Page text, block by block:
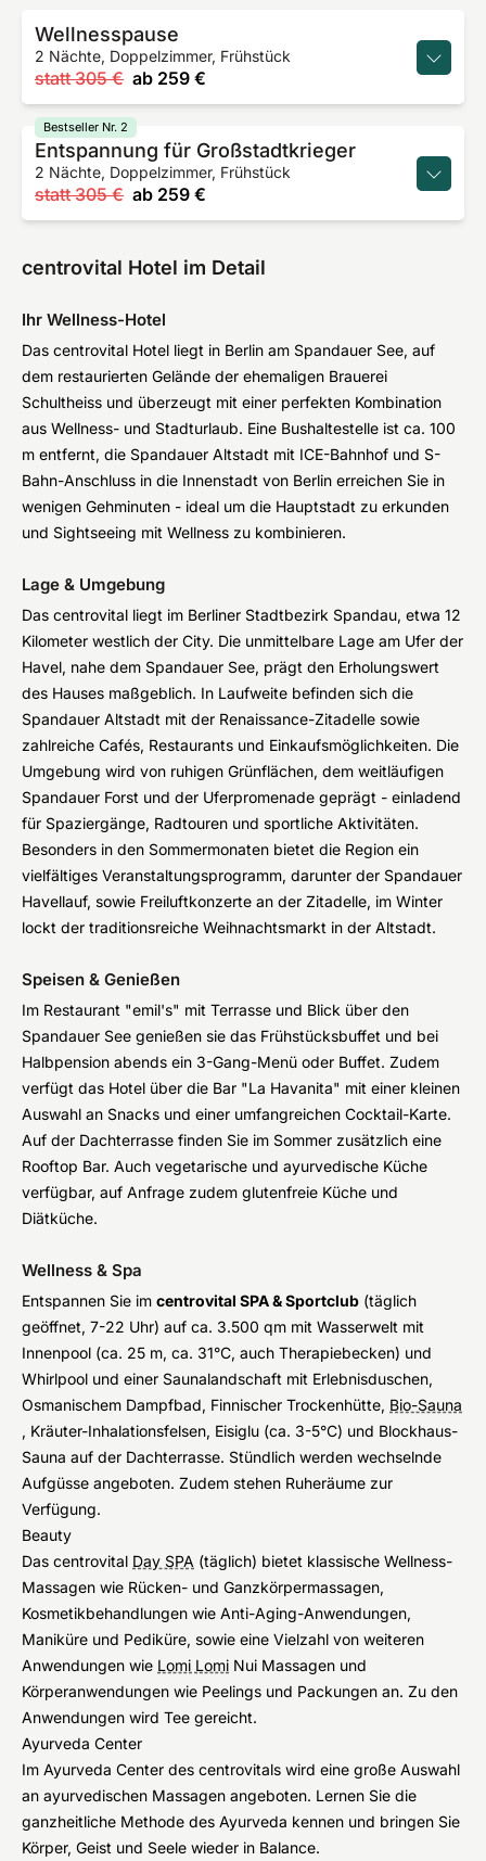
Wellnesspause
2 Nächte, Doppelzimmer, Frühstück
statt 305 € ab 259 €
Entspannung für Großstadtkrieger
2 Nächte, Doppelzimmer, Frühstück
statt 305 € ab 259 €
Bestseller Nr. 2
centrovital Hotel im Detail
Ihr Wellness-Hotel
Das centrovital Hotel liegt in Berlin am Spandauer See, auf
dem restaurierten Gelände der ehemaligen Brauerei
Schultheiss und überzeugt mit einer perfekten Kombination
aus Wellness- und Stadturlaub. Eine Bushaltestelle ist ca. 100
m entfernt, die Spandauer Altstadt mit ICE-Bahnhof und S-
Bahn-Anschluss in die Innenstadt von Berlin erreichen Sie in
wenigen Gehminuten - ideal um die Hauptstadt zu erkunden
und Sightseeing mit Wellness zu kombinieren.
Lage & Umgebung
Das centrovital liegt im Berliner Stadtbezirk Spandau, etwa 12
Kilometer westlich der City. Die unmittelbare Lage am Ufer der
Havel, nahe dem Spandauer See, prägt den Erholungswert
des Hauses maßgeblich. In Laufweite befinden sich die
Spandauer Altstadt mit der Renaissance-Zitadelle sowie
zahlreiche Cafés, Restaurants und Einkaufsmöglichkeiten. Die
Umgebung wird von ruhigen Grünflächen, dem weitläufigen
Spandauer Forst und der Uferpromenade geprägt - einladend
für Spaziergänge, Radtouren und sportliche Aktivitäten.
Besonders in den Sommermonaten bietet die Region ein
vielfältiges Veranstaltungsprogramm, darunter der Spandauer
Havellauf, sowie Freiluftkonzerte an der Zitadelle, im Winter
lockt der traditionsreiche Weihnachtsmarkt in der Altstadt.
Speisen & Genießen
Im Restaurant "emil's" mit Terrasse und Blick über den
Spandauer See genießen sie das Frühstücksbuffet und bei
Halbpension abends ein 3-Gang-Menü oder Buffet. Zudem
verfügt das Hotel über die Bar "La Havanita" mit einer kleinen
Auswahl an Snacks und einer umfangreichen Cocktail-Karte.
Auf der Dachterrasse finden Sie im Sommer zusätzlich eine
Rooftop Bar. Auch vegetarische und ayurvedische Küche
verfügbar, auf Anfrage zudem glutenfreie Küche und
Diätküche.
Wellness & Spa
Entspannen Sie im centrovital SPA & Sportclub (täglich
geöffnet, 7-22 Uhr) auf ca. 3.500 qm mit Wasserwelt mit
Innenpool (ca. 25 m, ca. 31°C, auch Therapiebecken) und
Whirlpool und einer Saunalandschaft mit Erlebnisduschen,
Osmanischem Dampfbad, Finnischer Trockenhütte, Bio-Sauna
, Kräuter-Inhalationsfelsen, Eisiglu (ca. 3-5°C) und Blockhaus-
Sauna auf der Dachterrasse. Stündlich werden wechselnde
Aufgüsse angeboten. Zudem stehen Ruheräume zur
Verfügung.
Beauty
Das centrovital Day SPA (täglich) bietet klassische Wellness-
Massagen wie Rücken- und Ganzkörpermassagen,
Kosmetikbehandlungen wie Anti-Aging-Anwendungen,
Maniküre und Pediküre, sowie eine Vielzahl von weiteren
Anwendungen wie Lomi Lomi Nui Massagen und
Körperanwendungen wie Peelings und Packungen an. Zu den
Anwendungen wird Tee gereicht.
Ayurveda Center
Im Ayurveda Center des centrovitals wird eine große Auswahl
an ayurvedischen Massagen angeboten. Lernen Sie die
ganzheitliche Methode des Ayurveda kennen und bringen Sie
Körper, Geist und Seele wieder in Balance.